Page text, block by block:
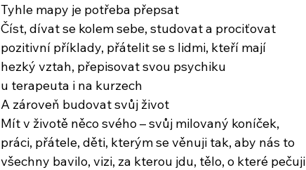
Tyhle mapy je potřeba přepsat
Číst, dívat se kolem sebe, studovat a prociťovat
pozitivní příklady, přátelit se s lidmi, kteří mají
hezký vztah, přepisovat svou psychiku
u terapeuta i na kurzech
A zároveň budovat svůj život
Mít v životě něco svého – svůj milovaný koníček,
práci, přátele, děti, kterým se věnuji tak, aby nás to
všechny bavilo, vizi, za kterou jdu, tělo, o které pečuji